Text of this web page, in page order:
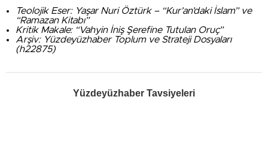
Teolojik Eser: Yaşar Nuri Öztürk – “Kur’an’daki İslam” ve
“Ramazan Kitabı”
Kritik Makale: “Vahyin İniş Şerefine Tutulan Oruç”
Arşiv: Yüzdeyüzhaber Toplum ve Strateji Dosyaları
(h22875)
Yüzdeyüzhaber Tavsiyeleri